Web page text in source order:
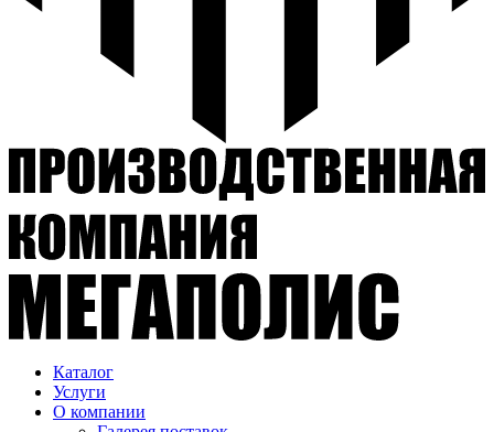
Каталог
Услуги
О компании